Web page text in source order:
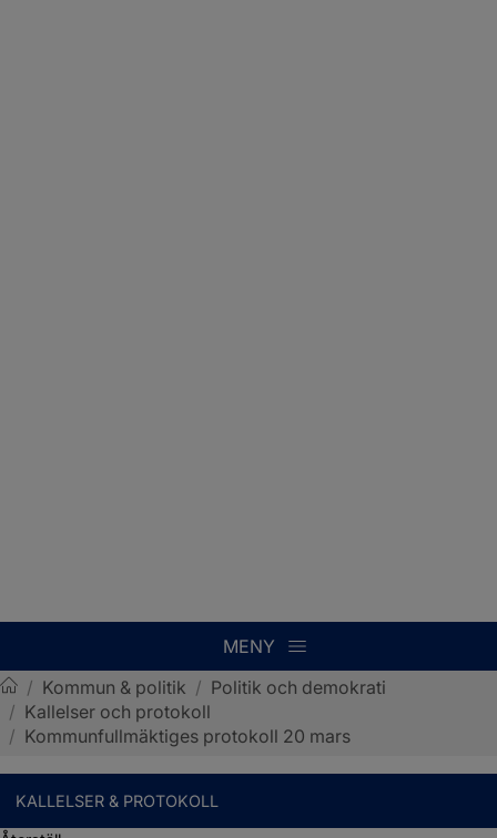
MENY
Sotenäs kommun
/ Kommun & politik / Politik och demokrati
/ Kallelser och protokoll
/ Kommunfullmäktiges protokoll 20 mars
KALLELSER & PROTOKOLL